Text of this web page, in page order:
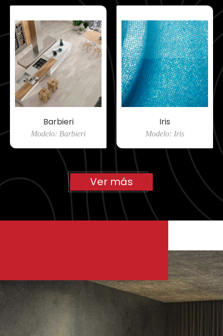
Barbieri
Modelo: Barbieri
Iris
Modelo: Iris
Ver más